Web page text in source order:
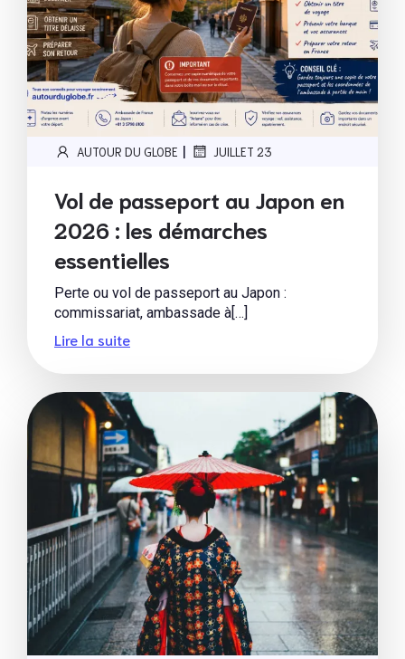
AUTOUR DU GLOBE | JUILLET 23
Vol de passeport au Japon en
2026 : les démarches
essentielles
Perte ou vol de passeport au Japon :
commissariat, ambassade à[…]
Lire la suite